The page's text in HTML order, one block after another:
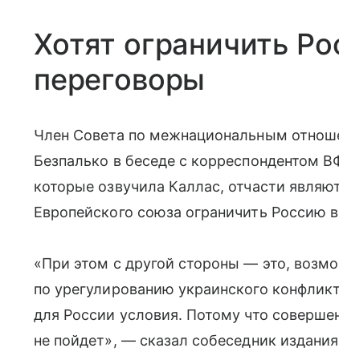
Хотят ограничить
переговоры
Член Совета по межнациональным
Безпалько в беседе с корреспондентом
которые озвучила Каллас, отчасти
Европейского союза ограничить Россию
«При этом с другой стороны — это,
по урегулированию украинского
для России условия. Потому что
не пойдет», — сказал собеседник